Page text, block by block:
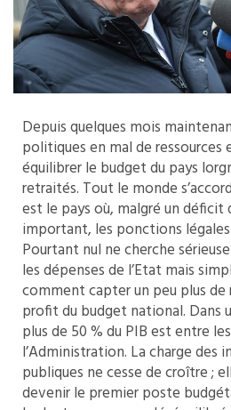
Depuis quelques mois
politiques en mal de ressources
équilibrer le budget du pays
retraités. Tout le monde
est le pays où, malgré un déficit
important, les ponctions
Pourtant nul ne cherche
les dépenses de l’Etat mais
comment capter un peu plus de
profit du budget national. Dans
plus de 50 % du PIB est entre
l’Administration. La charge des
publiques ne cesse de croître ;
devenir le premier poste